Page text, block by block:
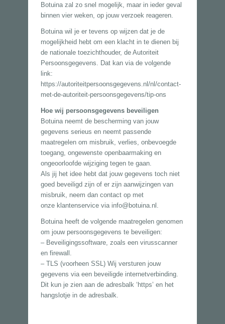
Botuina zal zo snel mogelijk, maar in ieder geval
binnen vier weken, op jouw verzoek reageren.
Botuina wil je er tevens op wijzen dat je de
mogelijkheid hebt om een klacht in te dienen bij
de nationale toezichthouder, de Autoriteit
Persoonsgegevens. Dat kan via de volgende
link:
https://autoriteitpersoonsgegevens.nl/nl/contact-
met-de-autoriteit-persoonsgegevens/tip-ons
Hoe wij persoonsgegevens beveiligen
Botuina neemt de bescherming van jouw
gegevens serieus en neemt passende
maatregelen om misbruik, verlies, onbevoegde
toegang, ongewenste openbaarmaking en
ongeoorloofde wijziging tegen te gaan.
Als jij het idee hebt dat jouw gegevens toch niet
goed beveiligd zijn of er zijn aanwijzingen van
misbruik, neem dan contact op met
onze klantenservice via info@botuina.nl.
Botuina heeft de volgende maatregelen genomen
om jouw persoonsgegevens te beveiligen:
– Beveiligingssoftware, zoals een virusscanner
en firewall.
– TLS (voorheen SSL) Wij versturen jouw
gegevens via een beveiligde internetverbinding.
Dit kun je zien aan de adresbalk ‘https’ en het
hangslotje in de adresbalk.